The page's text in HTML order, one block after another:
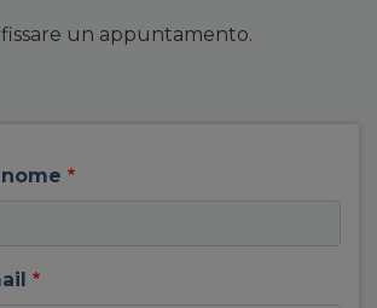
fissare un appuntamento.
left